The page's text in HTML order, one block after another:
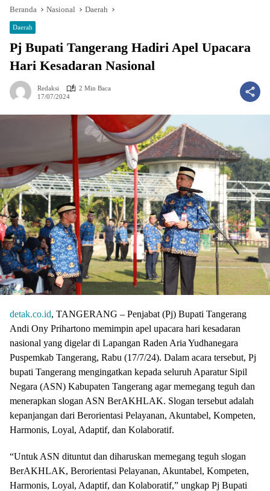
Beranda Nasional Daerah
Daerah
Pj Bupati Tangerang Hadiri Apel Upacara
Hari Kesadaran Nasional
Redaksi
2 Min Baca
17/07/2024
detak.co.id, TANGERANG – Penjabat (Pj) Bupati Tangerang
Andi Ony Prihartono memimpin apel upacara hari kesadaran
nasional yang digelar di Lapangan Raden Aria Yudhanegara
Puspemkab Tangerang, Rabu (17/7/24). Dalam acara tersebut, Pj
bupati Tangerang mengingatkan kepada seluruh Aparatur Sipil
Negara (ASN) Kabupaten Tangerang agar memegang teguh dan
menerapkan slogan ASN BerAKHLAK. Slogan tersebut adalah
kepanjangan dari Berorientasi Pelayanan, Akuntabel, Kompeten,
Harmonis, Loyal, Adaptif, dan Kolaboratif.
“Untuk ASN dituntut dan diharuskan memegang teguh slogan
BerAKHLAK, Berorientasi Pelayanan, Akuntabel, Kompeten,
Harmonis, Loyal, Adaptif, dan Kolaboratif,” ungkap Pj Bupati